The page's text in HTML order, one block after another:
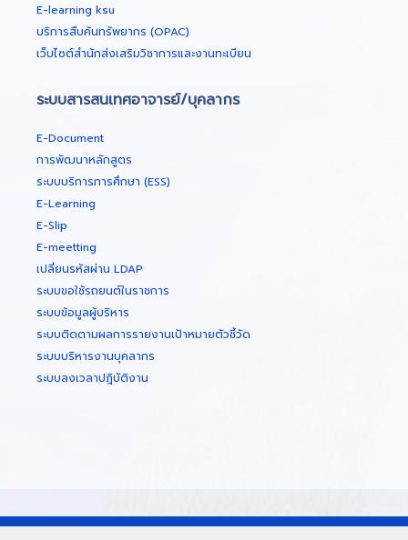
E-learning ksu
บริการสืบค้นทรัพยากร (OPAC)
เว็บไซต์สำนักส่งเสริมวิชาการและงานทะเบียน
ระบบสารสนเทศอาจารย์/บุคลากร
E-Document
การพัฒนาหลักสูตร
ระบบบริการการศึกษา (ESS)
E-Learning
E-Slip
E-meetting
เปลี่ยนรหัสผ่าน LDAP
ระบบขอใช้รถยนต์ในราชการ
ระบบข้อมูลผู้บริหาร
ระบบติดตามผลการรายงานเป้าหมายตัวชี้วัด
ระบบบริหารงานบุคลากร
ระบบลงเวลาปฎิบัติงาน